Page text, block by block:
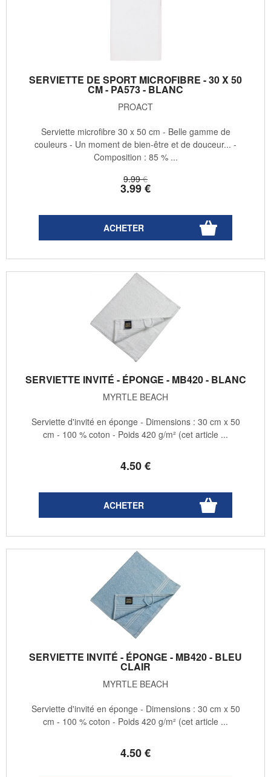
SERVIETTE DE SPORT MICROFIBRE - 30 X 50
CM - PA573 - BLANC
PROACT
9.99 €
3.99€
Serviette microfibre 30 x 50 cm - Belle gamme de
couleurs - Un moment de bien-être et de douceur... -
Composition : 85 % ...
SERVIETTE INVITÉ - ÉPONGE - MB420 - BLANC
MYRTLE BEACH
4.50€
Serviette d'invité en éponge - Dimensions : 30 cm x 50
cm - 100 % coton - Poids 420 g/m² (cet article ...
SERVIETTE INVITÉ - ÉPONGE - MB420 - BLEU
CLAIR
MYRTLE BEACH
4.50€
Serviette d'invité en éponge - Dimensions : 30 cm x 50
cm - 100 % coton - Poids 420 g/m² (cet article ...